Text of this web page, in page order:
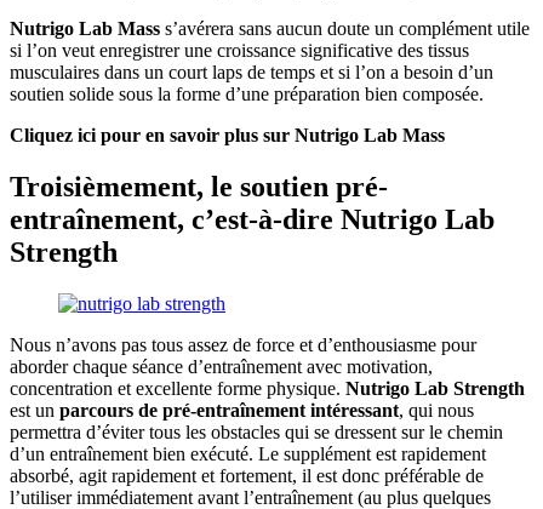
Nutrigo Lab Mass s’avérera sans aucun doute un complément utile
si l’on veut enregistrer une croissance significative des tissus
musculaires dans un court laps de temps et si l’on a besoin d’un
soutien solide sous la forme d’une préparation bien composée.
Cliquez ici pour en savoir plus sur Nutrigo Lab Mass
Troisièmement, le soutien pré-
entraînement, c’est-à-dire Nutrigo Lab
Strength
Nous n’avons pas tous assez de force et d’enthousiasme pour
aborder chaque séance d’entraînement avec motivation,
concentration et excellente forme physique. Nutrigo Lab Strength
est un parcours de pré-entraînement intéressant, qui nous
permettra d’éviter tous les obstacles qui se dressent sur le chemin
d’un entraînement bien exécuté. Le supplément est rapidement
absorbé, agit rapidement et fortement, il est donc préférable de
l’utiliser immédiatement avant l’entraînement (au plus quelques